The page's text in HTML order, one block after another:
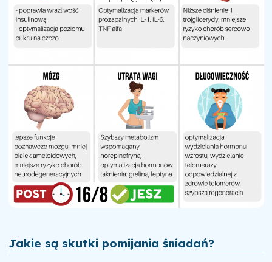
Jakie są skutki pomijania śniadań?